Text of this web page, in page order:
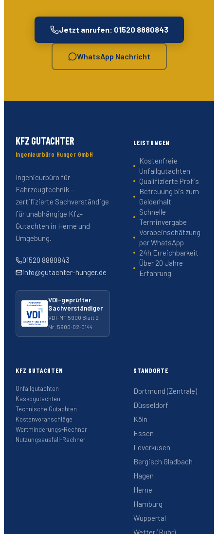
Jetzt anrufen: 01520 8880843
WhatsApp Nachricht
KFZ GUTACHTER
Ingenieurbüro Hunger GmbH
Ingenieurbüro für
Fahrzeugtechnik –
zertifizierte Sachverständige
für unabhängige Kfz-
Gutachten in Herne und
Umgebung.
01520 8880843
info@gutachter-hunger.de
VDI-geprüfter
Sachverständiger
VDI-MT 5900 Blatt 2 ·
Nr. 5900‑02‑0144
LEISTUNGEN
Kostenfreie
Unfallgutachten
Qualifizierte Profis
Betreuung bis zum
Gelderhalt
Schnelle
Terminvergabe
Vorabeinschätzung
per WhatsApp
24h Erreichbarkeit
Über 20 Jahre
Erfahrung
KFZ GUTACHTEN
Unfallgutachten
Kaskogutachten
Technische Gutachten
Kostenvoranschläge
Wertminderungs-Rechner
Nutzungsausfall-Rechner
STANDORTE
Dortmund (Zentrale)
Düsseldorf
Köln
Essen
Leverkusen
Bergisch Gladbach
Hagen
Herne
Hamburg
Wuppertal
Wetter (Ruhr)